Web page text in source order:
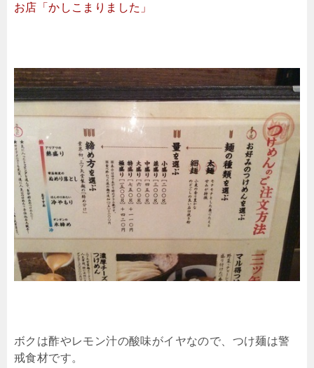
お店「かしこまりました」
ボクは酢やレモン汁の酸味がイヤなので、つけ麺は警
戒食材です。